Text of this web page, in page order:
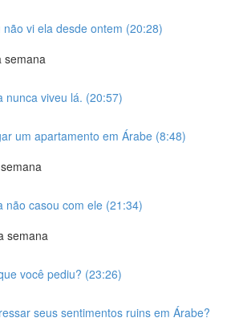
não vi ela desde ontem (20:28)
semana
nunca viveu lá. (20:57)
um apartamento em Árabe (8:48)
não casou com ele (21:34)
semana
você pediu? (23:26)
seus sentimentos ruins em Árabe?